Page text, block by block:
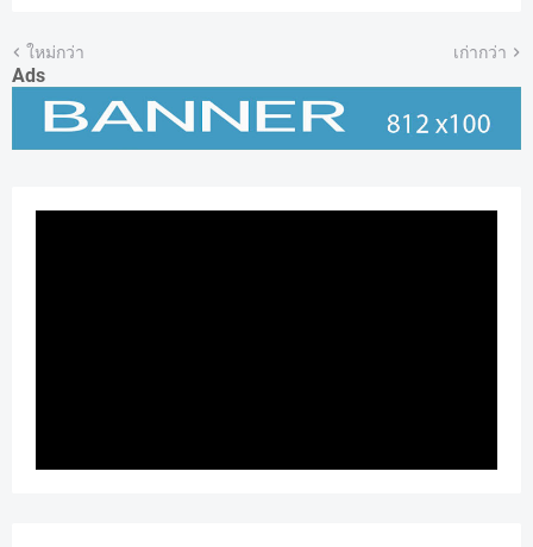
ใหม่กว่า เก่ากว่า
Ads